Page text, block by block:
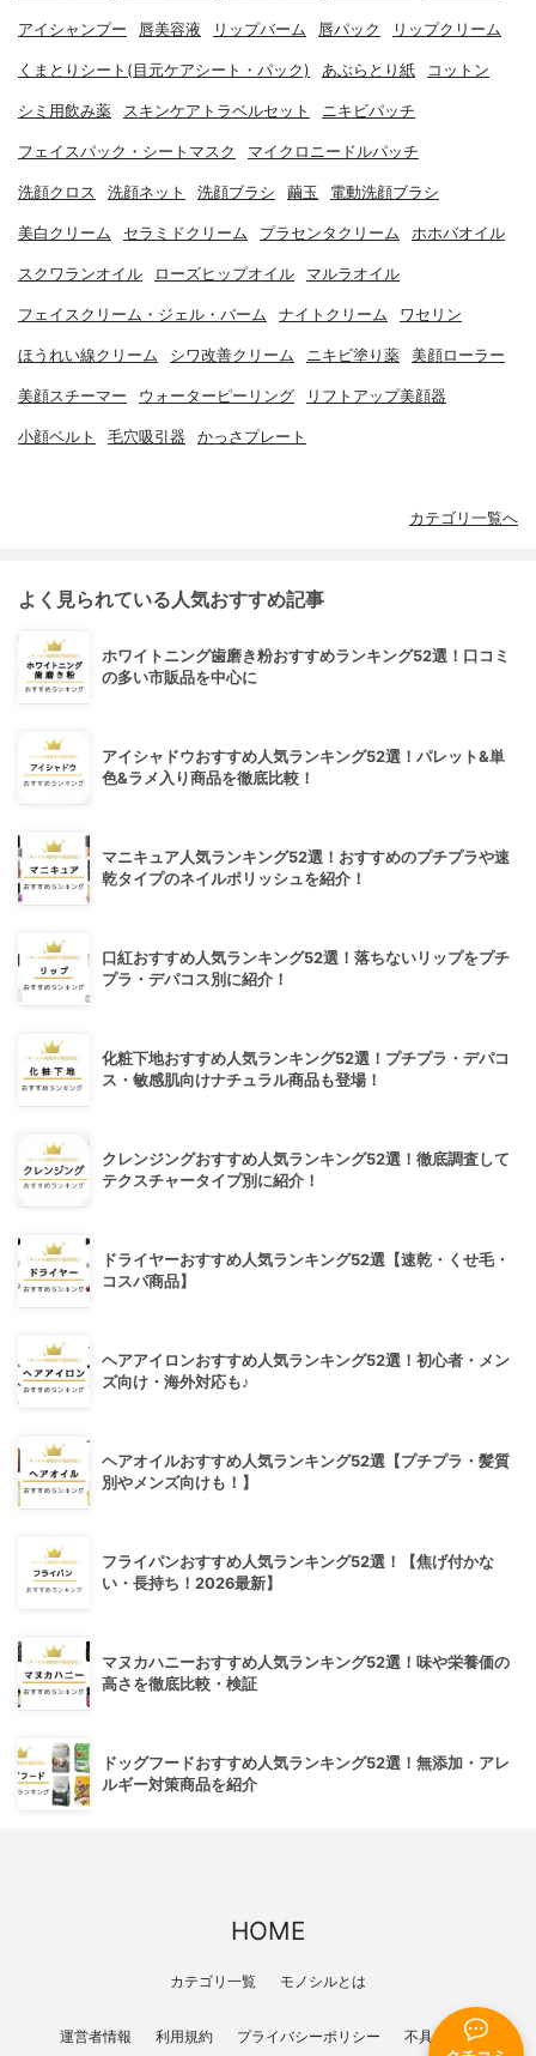
アイシャンプー 唇美容液 リップバーム 唇パック リップクリーム
くまとりシート(目元ケアシート・パック) あぶらとり紙 コットン
シミ用飲み薬 スキンケアトラベルセット ニキビパッチ
フェイスパック・シートマスク マイクロニードルパッチ
洗顔クロス 洗顔ネット 洗顔ブラシ 繭玉 電動洗顔ブラシ
美白クリーム セラミドクリーム プラセンタクリーム ホホバオイル
スクワランオイル ローズヒップオイル マルラオイル
フェイスクリーム・ジェル・バーム ナイトクリーム ワセリン
ほうれい線クリーム シワ改善クリーム ニキビ塗り薬 美顔ローラー
美顔スチーマー ウォーターピーリング リフトアップ美顔器
小顔ベルト 毛穴吸引器 かっさプレート
カテゴリ一覧へ
よく見られている人気おすすめ記事
ホワイトニング歯磨き粉おすすめランキング52選！口コミ
の多い市販品を中心に
アイシャドウおすすめ人気ランキング52選！パレット&単
色&ラメ入り商品を徹底比較！
マニキュア人気ランキング52選！おすすめのプチプラや速
乾タイプのネイルポリッシュを紹介！
口紅おすすめ人気ランキング52選！落ちないリップをプチ
プラ・デパコス別に紹介！
化粧下地おすすめ人気ランキング52選！プチプラ・デパコ
ス・敏感肌向けナチュラル商品も登場！
クレンジングおすすめ人気ランキング52選！徹底調査して
テクスチャータイプ別に紹介！
ドライヤーおすすめ人気ランキング52選【速乾・くせ毛・
コスパ商品】
ヘアアイロンおすすめ人気ランキング52選！初心者・メン
ズ向け・海外対応も♪
ヘアオイルおすすめ人気ランキング52選【プチプラ・髪質
別やメンズ向けも！】
フライパンおすすめ人気ランキング52選！【焦げ付かな
い・長持ち！2026最新】
マヌカハニーおすすめ人気ランキング52選！味や栄養価の
高さを徹底比較・検証
ドッグフードおすすめ人気ランキング52選！無添加・アレ
ルギー対策商品を紹介
HOME
カテゴリ一覧 モノシルとは
運営者情報 利用規約 プライバシーポリシー 不具合報告